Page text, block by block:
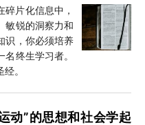
片化信息中，
敏锐的洞察力和
识，你必须培养
终生学习者。
。
动”的思想和社会学起